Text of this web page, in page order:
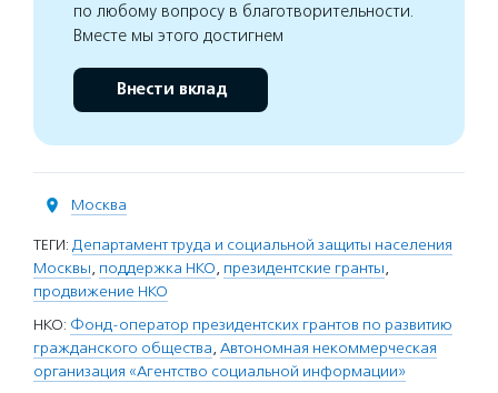
по любому вопросу в благотворительности.
Вместе мы этого достигнем
Внести вклад
Москва
ТЕГИ: Департамент труда и социальной защиты населения
Москвы, поддержка НКО, президентские гранты,
продвижение НКО
НКО: Фонд-оператор президентских грантов по развитию
гражданского общества, Автономная некоммерческая
организация «Агентство социальной информации»